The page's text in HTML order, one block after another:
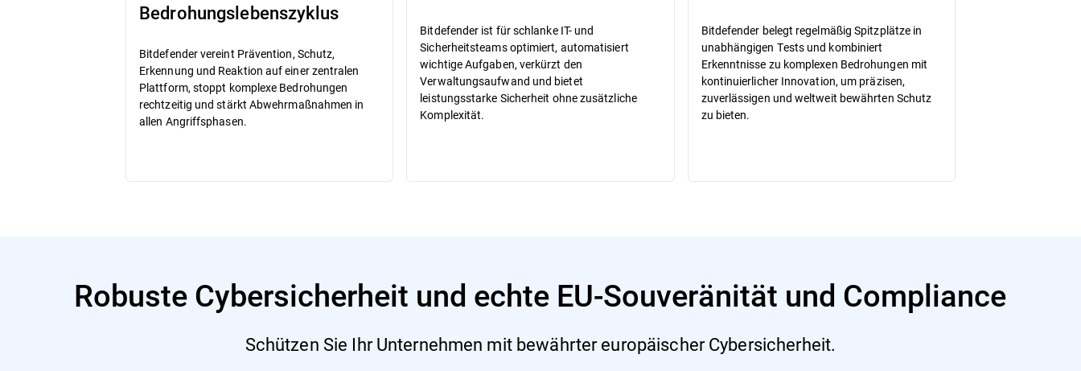
Bedrohungslebenszyklus
Bitdefender vereint Prävention, Schutz,
Erkennung und Reaktion auf einer zentralen
Plattform, stoppt komplexe Bedrohungen
rechtzeitig und stärkt Abwehrmaßnahmen in
allen Angriffsphasen.
Bitdefender ist für schlanke IT- und
Sicherheitsteams optimiert, automatisiert
wichtige Aufgaben, verkürzt den
Verwaltungsaufwand und bietet
leistungsstarke Sicherheit ohne zusätzliche
Komplexität.
Bitdefender belegt regelmäßig Spitzplätze in
unabhängigen Tests und kombiniert
Erkenntnisse zu komplexen Bedrohungen mit
kontinuierlicher Innovation, um präzisen,
zuverlässigen und weltweit bewährten Schutz
zu bieten.
Robuste Cybersicherheit und echte EU-Souveränität und Compliance
Schützen Sie Ihr Unternehmen mit bewährter europäischer Cybersicherheit.